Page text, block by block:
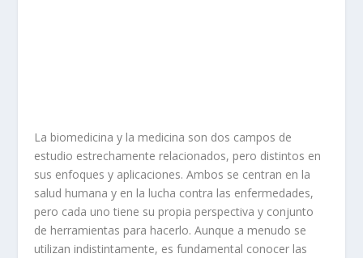
La biomedicina y la medicina son dos campos de
estudio estrechamente relacionados, pero distintos en
sus enfoques y aplicaciones. Ambos se centran en la
salud humana y en la lucha contra las enfermedades,
pero cada uno tiene su propia perspectiva y conjunto
de herramientas para hacerlo. Aunque a menudo se
utilizan indistintamente, es fundamental conocer las